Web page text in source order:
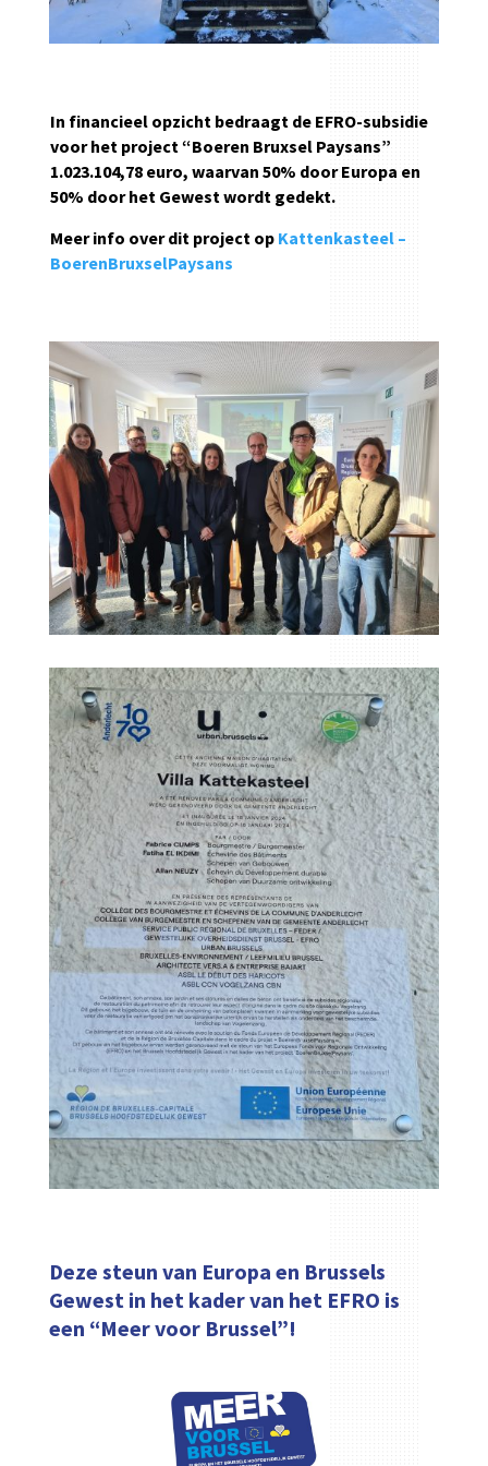
In financieel opzicht bedraagt de EFRO-subsidie
voor het project “Boeren Bruxsel Paysans”
1.023.104,78 euro, waarvan 50% door Europa en
50% door het Gewest wordt gedekt.
Meer info over dit project op Kattenkasteel –
BoerenBruxselPaysans
Deze steun van Europa en Brussels
Gewest in het kader van het EFRO is
een “Meer voor Brussel”!